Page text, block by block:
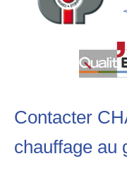
Contacter
chauffage au